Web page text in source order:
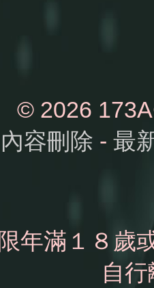
© 2026
內容刪除 - 最
年滿１８歲
自